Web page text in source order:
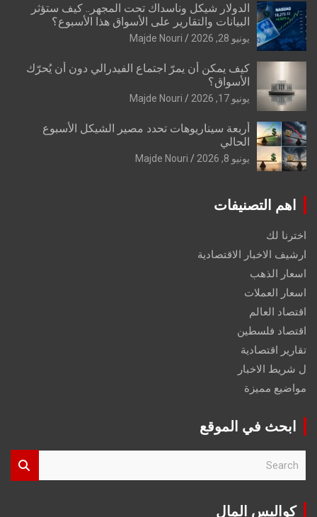
الدولار شيكل وناسداك تحت المجهر.. كيف ستؤثر
البيانات والتقارير على الأسواق هذا الأسبوع؟
يونيو 28, 2026 Majde Nouri
كيف يمكن أن يمرّ اجتماع الفيدرالي دون أن يُحرّك
الأسواق؟
يونيو 17, 2026 Majde Nouri
أربعة سيناريوهات تحدد مصير الشيكل الأسبوع
الحالي
يونيو 8, 2026 Majde Nouri
اهم التصنيفات
اخترنا لك
ارشيف الاخبار الاقتصادية
اسعار الذهب
اسعار العملات
اقتصاد العالم
اقتصاد فلسطين
تقارير اقتصادية
ل شريط الاخبار
مواضيع مميزة
ابحث في الموقع
r
كواليس المال